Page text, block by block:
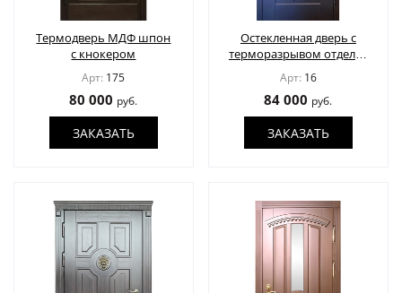
Термодверь МДФ шпон
с кнокером
Арт: 175
80 000 руб.
ЗАКАЗАТЬ
Остекленная дверь с
терморазрывом отделка
МДФ шпон
Арт: 16
84 000 руб.
ЗАКАЗАТЬ